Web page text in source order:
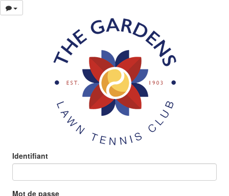
Identifiant
Mot de passe